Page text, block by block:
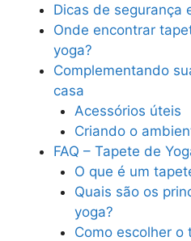
Dicas de segurança
Onde encontrar
yoga?
Complementando
casa
Acessórios úteis
Criando o
FAQ – Tapete de
O que é um
Quais são os
yoga?
Como escolher o